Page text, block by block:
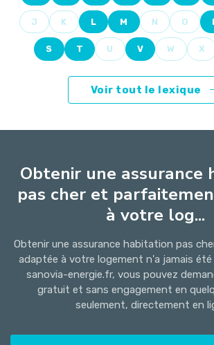
J K L M N O
S T U V W X
Voir tout le lexique
Obtenir une assurance
pas cher et
à votre log...
Obtenir une assurance habitation pas
adaptée à votre logement n'a jamais été
sanovia-energie.fr, vous pouvez
gratuit et sans engagement en
seulement, directement en